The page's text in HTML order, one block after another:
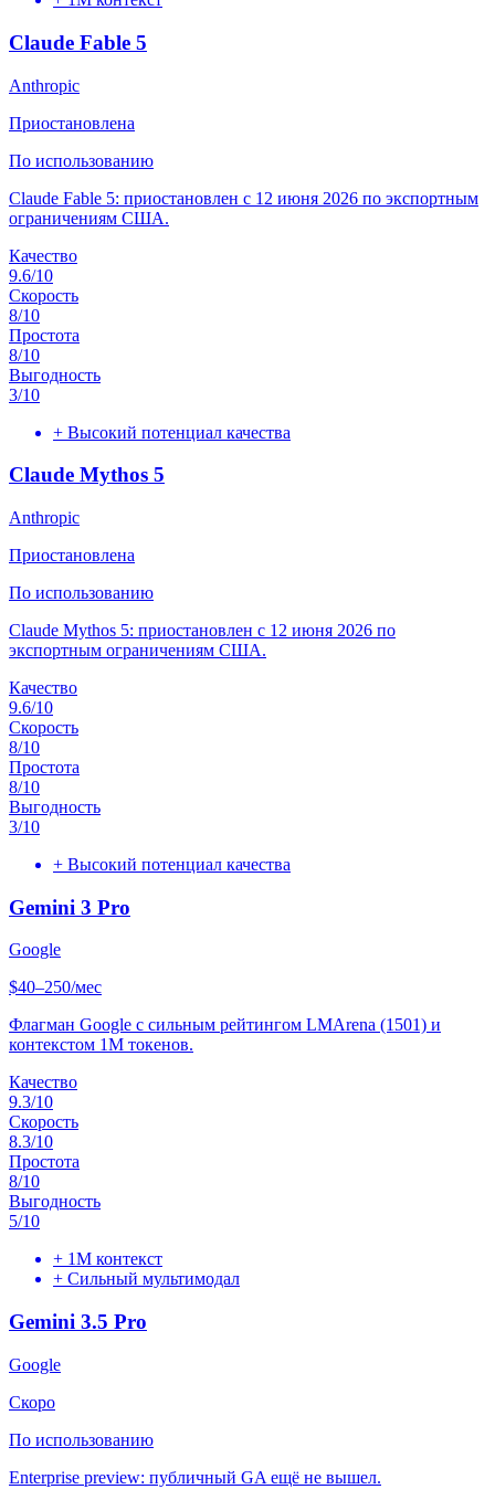
Claude Fable 5
Anthropic
Приостановлена
По использованию
Claude Fable 5: приостановлен с 12 июня 2026 по экспортным
ограничениям США.
Качество
9.6/10
Скорость
8/10
Простота
8/10
Выгодность
3/10
+ Высокий потенциал качества
Claude Mythos 5
Anthropic
Приостановлена
По использованию
Claude Mythos 5: приостановлен с 12 июня 2026 по
экспортным ограничениям США.
Качество
9.6/10
Скорость
8/10
Простота
8/10
Выгодность
3/10
+ Высокий потенциал качества
Gemini 3 Pro
Google
$40–250/мес
Флагман Google с сильным рейтингом LMArena (1501) и
контекстом 1M токенов.
Качество
9.3/10
Скорость
8.3/10
Простота
8/10
Выгодность
5/10
+ 1M контекст
+ Сильный мультимодал
Gemini 3.5 Pro
Google
Скоро
По использованию
Enterprise preview: публичный GA ещё не вышел.